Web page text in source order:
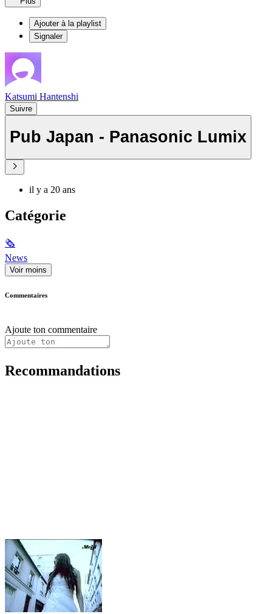
Ajouter à la playlist
Signaler
Katsumi Hantenshi
Suivre
Pub Japan - Panasonic Lumix
il y a 20 ans
Catégorie
🗞
News
Voir moins
Commentaires
Ajoute ton commentaire
Recommandations